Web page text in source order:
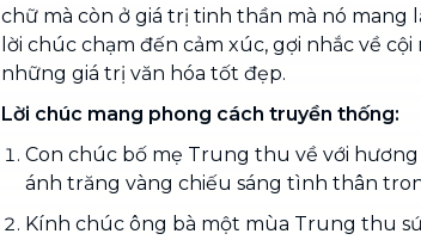
chữ mà còn ở giá trị tinh thần mà nó mang
lời chúc chạm đến cảm xúc, gợi nhắc về
những giá trị văn hóa tốt đẹp.
Lời chúc mang phong cách truyền thống:
Con chúc bố mẹ Trung thu về với
ánh trăng vàng chiếu sáng tình thân
Kính chúc ông bà một mùa Trung thu